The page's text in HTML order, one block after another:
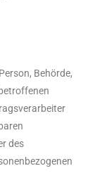
Behörde,
des